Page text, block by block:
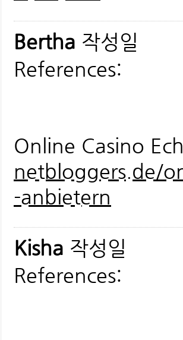
Bertha 작성일
References:
Online Casino
netbloggers.de/
-anbietern
Kisha 작성일
References: